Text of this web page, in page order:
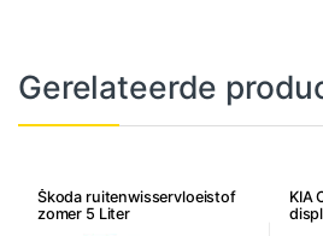
Gerelateerde
Škoda ruitenwisservloeistof
zomer 5 Liter
KIA